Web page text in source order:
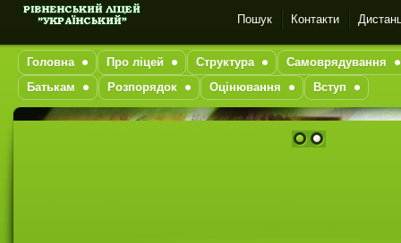
Пошук Контакти
Головна Про ліцей Структура
Самоврядування
Батькам
Розпорядок Оцінювання Вступ